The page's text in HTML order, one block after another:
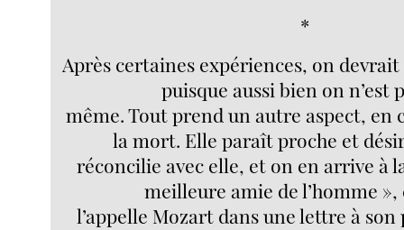
*
Après certaines expériences, on
puisque aussi bien on n’est
même. Tout prend un autre aspect, en
la mort. Elle paraît proche et
réconcilie avec elle, et on en arrive à
meilleure amie de l’homme
l’appelle Mozart dans une lettre à